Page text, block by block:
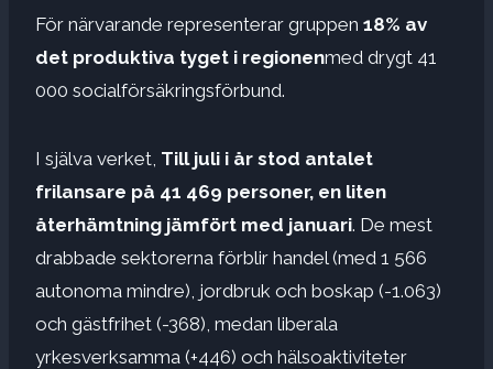
För närvarande representerar gruppen 18% av
det produktiva tyget i regionenmed drygt 41
000 socialförsäkringsförbund.
I själva verket, Till juli i år stod antalet
frilansare på 41 469 personer, en liten
återhämtning jämfört med januari. De mest
drabbade sektorerna förblir handel (med 1 566
autonoma mindre), jordbruk och boskap (-1.063)
och gästfrihet (-368), medan liberala
yrkesverksamma (+446) och hälsoaktiviteter